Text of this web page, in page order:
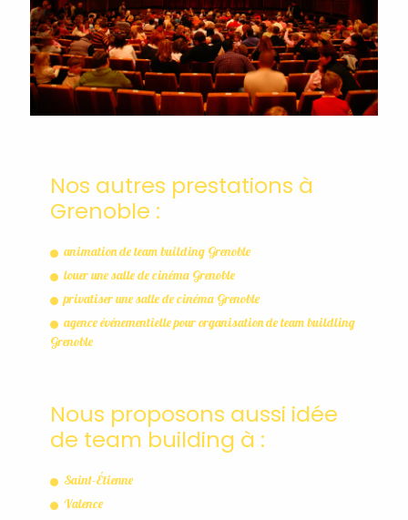
Nos autres prestations à
Grenoble :
animation de team building Grenoble
louer une salle de cinéma Grenoble
privatiser une salle de cinéma Grenoble
agence événementielle pour organisation de team buildling
Grenoble
Nous proposons aussi idée
de team building à :
Saint-Étienne
Valence